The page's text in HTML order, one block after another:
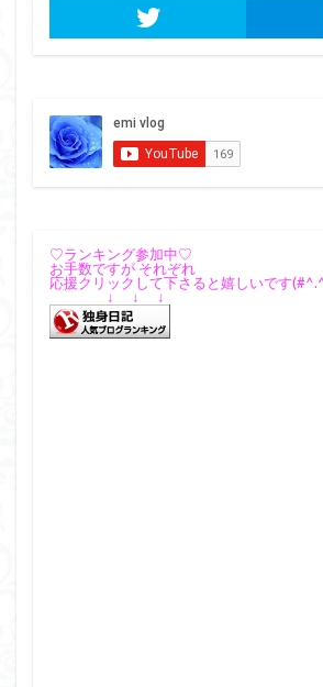
♡ランキング参加中♡
お手数ですが それぞれ
応援クリックして下さると嬉しいです
↓ ↓ ↓